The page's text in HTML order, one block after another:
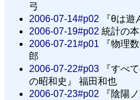
弓
2006-07-14#p02
2006-07-19#p02 統計の本
2006-07-21#p01 『物理数学
郎
2006-07-22#p03 『すべ
の昭和史』 福田和也
2006-07-23#p02 『陰陽